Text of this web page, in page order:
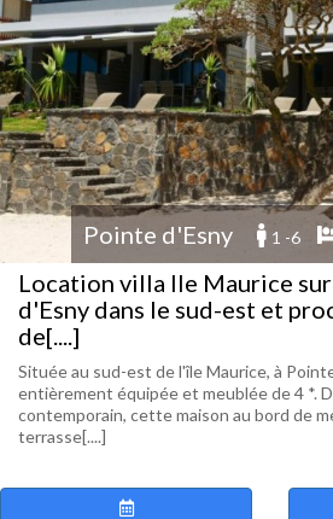
Pointe d'Esny 1 -6
Location villa Ile Maurice
d'Esny dans le sud-est et
de[....]
Située au sud-est de l'île Maurice, à
entièrement équipée et meublée de 4 *.
contemporain, cette maison au bord de
terrasse[....]